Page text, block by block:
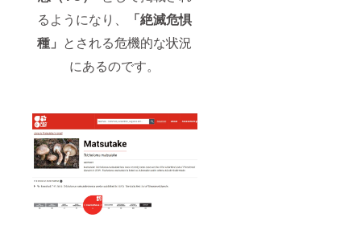
るようになり、
「絶滅危惧
種」 とされる危機的な状況
にあるのです。